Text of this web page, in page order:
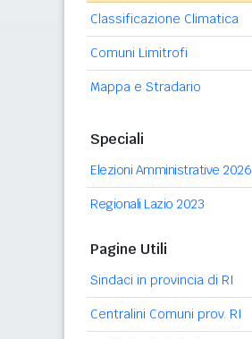
Classificazione Climatica
Comuni Limitrofi
Mappa e Stradario
Speciali
Elezioni Amministrative 2026
Regionali Lazio 2023
Pagine Utili
Sindaci in provincia di RI
Centralini Comuni prov. RI